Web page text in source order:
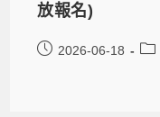
放報名)
2026-06-18